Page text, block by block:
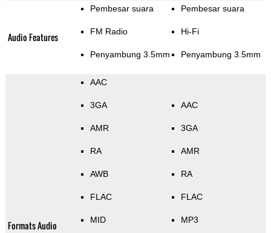
Audio Features
Pembesar suara
FM Radio
Penyambung 3.5mm
Pembesar suara
Hi-Fi
Penyambung 3.5mm
Formats Audio
AAC
3GA
AMR
RA
AWB
FLAC
MID
AAC
3GA
AMR
RA
FLAC
MP3